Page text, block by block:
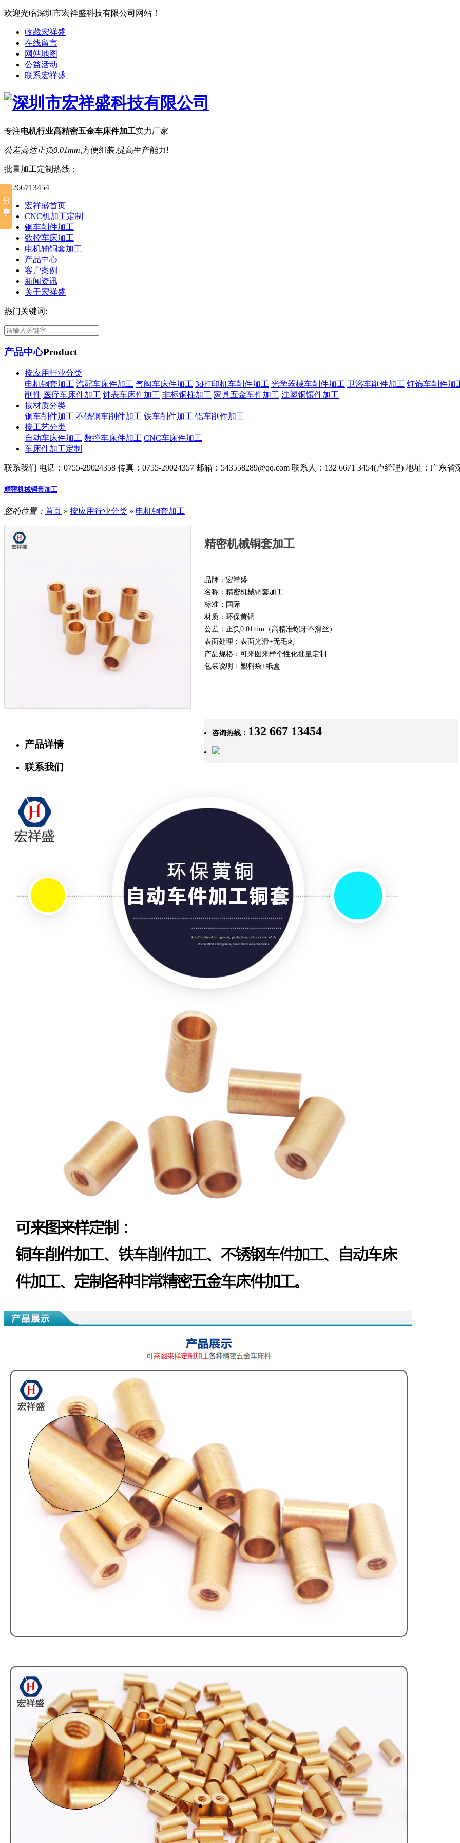
欢迎光临深圳市宏祥盛科技有限公司网站！
收藏宏祥盛
在线留言
网站地图
公益活动
联系宏祥盛
专注电机行业高精密五金车床件加工实力厂家
公差高达正负0.01mm, 方便组装,提高生产能力!
批量加工定制热线：
13266713454
宏祥盛首页
CNC机加工定制
铜车削件加工
数控车床加工
电机轴铜套加工
产品中心
客户案例
新闻资讯
关于宏祥盛
热门关键词:
产品中心Product
按应用行业分类
电机铜套加工 汽配车床件加工 气阀车床件加工 3d打印机车削件加工 光学器械车削件加工 卫浴车削件加工 灯饰车削件加
削件 医疗车床件加工 钟表车床件加工 非标铜柱加工 家具五金车件加工 注塑铜镶件加工
按材质分类
铜车削件加工 不锈钢车削件加工 铁车削件加工 铝车削件加工
按工艺分类
自动车床件加工 数控车床件加工 CNC车床件加工
车床件加工定制
联系我们 电话：0755-29024358 传真：0755-29024357 邮箱：543558289@qq.com 联系人：132 6671 3454(卢经理) 地址：广东省
精密机械铜套加工
您的位置： 首页 » 按应用行业分类 » 电机铜套加工
精密机械铜套加工
品牌：宏祥盛
名称：精密机械铜套加工
标准：国际
材质：环保黄铜
公差：正负0.01mm（高精准螺牙不滑丝）
表面处理：表面光滑+无毛刺
产品规格：可来图来样个性化批量定制
包装说明：塑料袋+纸盒
咨询热线： 132 667 13454
产品详情
联系我们